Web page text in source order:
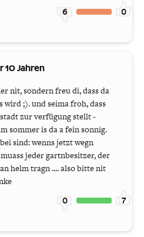
6 0
10 Jahren
nit, sondern freu di, dass da
wird ;). und seima froh, dass
zur verfügung stellt -
sommer is da a fein sonnig.
sind: wenns jetzt wegn
jeder gartnbesitzer, der
helm tragn .... also bitte nit
0 7